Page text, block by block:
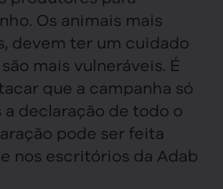
Os animais mais
devem ter um cuidado
mais vulneráveis. É
que a campanha só
a declaração de todo o
pode ser feita
nos escritórios da Adab